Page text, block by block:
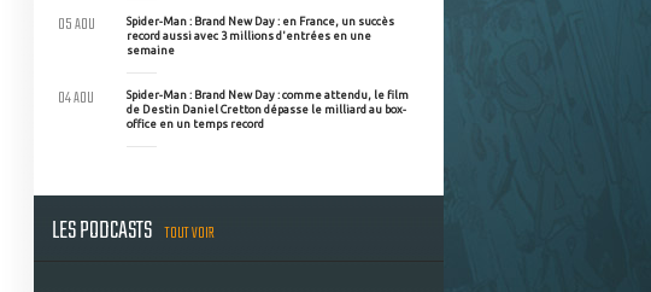
Spider-Man : Brand New Day : en France, un succès
record aussi avec 3 millions d'entrées en une
semaine
05 AOU
Spider-Man : Brand New Day : comme attendu, le film
de Destin Daniel Cretton dépasse le milliard au box-
office en un temps record
04 AOU
LES PODCASTS TOUT VOIR